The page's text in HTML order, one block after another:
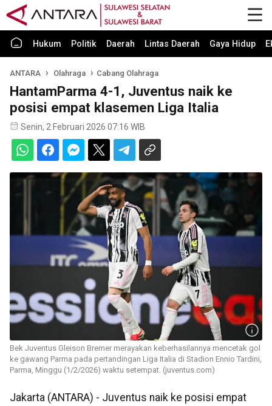
Hukum Politik Daerah Lintas Daerah Gaya Hidup
ANTARA Olahraga Cabang Olahraga
HantamParma 4-1, Juventus naik ke
posisi empat klasemen Liga Italia
Senin, 2 Februari 2026 07:16 WIB
Bek Juventus Gleison Bremer merayakan keberhasilannya mencetak gol
ke gawang Parma pada pertandingan Liga Italia di Stadion Ennio Tardini,
Parma, Minggu (1/2/2026) waktu setempat. (juventus.com)
Jakarta (ANTARA) - Juventus naik ke posisi empat